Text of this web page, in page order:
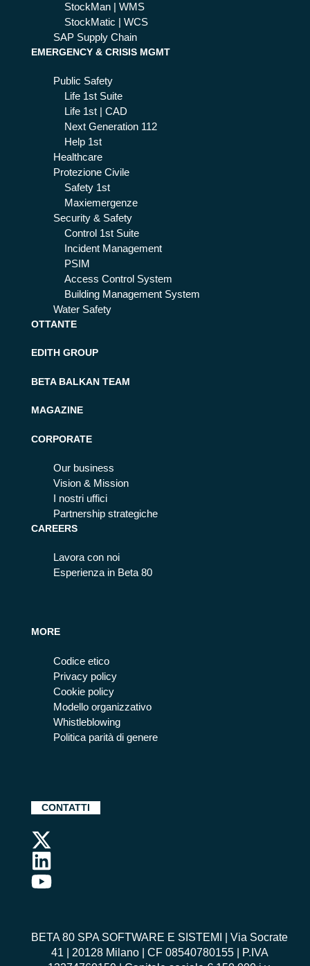
StockMan | WMS
StockMatic | WCS
SAP Supply Chain
EMERGENCY & CRISIS MGMT
Public Safety
Life 1st Suite
Life 1st | CAD
Next Generation 112
Help 1st
Healthcare
Protezione Civile
Safety 1st
Maxiemergenze
Security & Safety
Control 1st Suite
Incident Management
PSIM
Access Control System
Building Management System
Water Safety
OTTANTE
EDITH GROUP
BETA BALKAN TEAM
MAGAZINE
CORPORATE
Our business
Vision & Mission
I nostri uffici
Partnership strategiche
CAREERS
Lavora con noi
Esperienza in Beta 80
MORE
Codice etico
Privacy policy
Cookie policy
Modello organizzativo
Whistleblowing
Politica parità di genere
CONTATTI
BETA 80 SPA SOFTWARE E SISTEMI | Via Socrate
41 | 20128 Milano | CF 08540780155 | P.IVA